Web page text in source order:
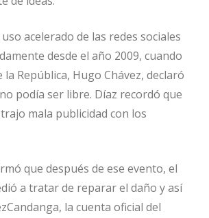
acelerado de las redes sociales
desde el año 2009, cuando
República, Hugo Chávez, declaró
podía ser libre. Díaz recordó que
mala publicidad con los
que después de ese evento, el
a tratar de reparar el daño y así
la cuenta oficial del